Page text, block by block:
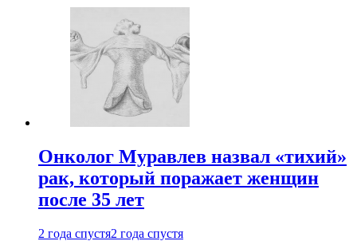
Онколог Муравлев назвал «тихий»
рак, который поражает женщин
после 35 лет
2 года спустя2 года спустя